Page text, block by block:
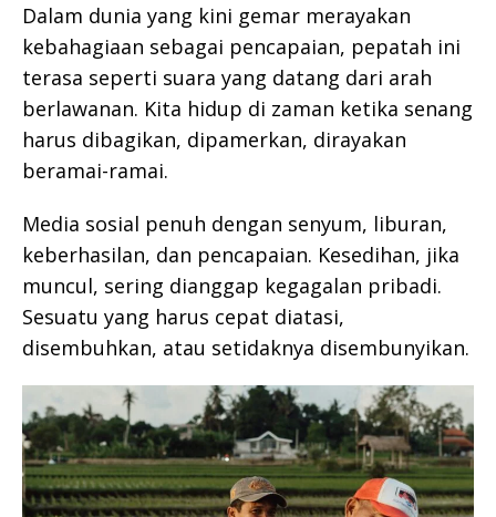
Dalam dunia yang kini gemar merayakan
kebahagiaan sebagai pencapaian, pepatah ini
terasa seperti suara yang datang dari arah
berlawanan. Kita hidup di zaman ketika senang
harus dibagikan, dipamerkan, dirayakan
beramai-ramai.
Media sosial penuh dengan senyum, liburan,
keberhasilan, dan pencapaian. Kesedihan, jika
muncul, sering dianggap kegagalan pribadi.
Sesuatu yang harus cepat diatasi,
disembuhkan, atau setidaknya disembunyikan.